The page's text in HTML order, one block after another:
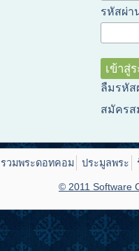
รหัสผ่า
ลืมรหัส
สมัคร
รวมพระดอทคอม ประมูลพระ
© 2011 Software